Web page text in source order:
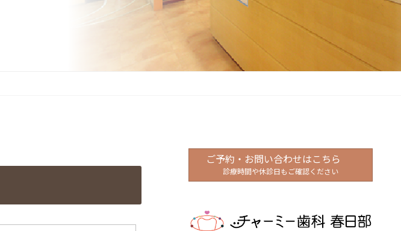
ご予約・お問い合わせはこちら
診療時間や休診日もご確認ください